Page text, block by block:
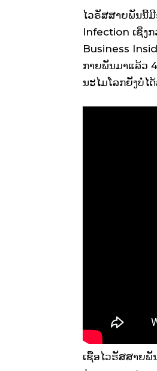
ໄວຣັສສາຍພັນນີ້
Infection ເຊິ່ງ
Business
ກາຍພັນມາແລ້ວ
ນະໄມໂລກຍັງບໍ່ໄ
ເຊື້ອໄວຣັສສາຍ